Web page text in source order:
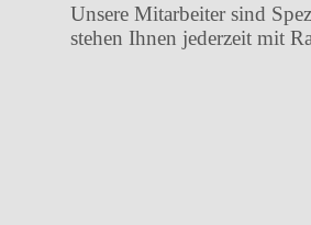
Unsere Mitarbeiter sind
stehen Ihnen jederzeit mit